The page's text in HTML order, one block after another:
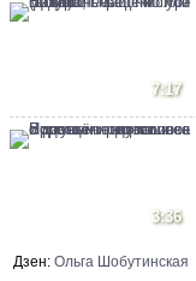
7:17
3:36
Дзен: Ольга Шобутинская